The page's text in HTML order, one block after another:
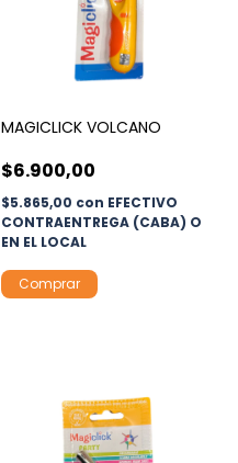
MAGICLICK VOLCANO
$6.900,00
$5.865,00 con EFECTIVO
CONTRAENTREGA (CABA) O
EN EL LOCAL